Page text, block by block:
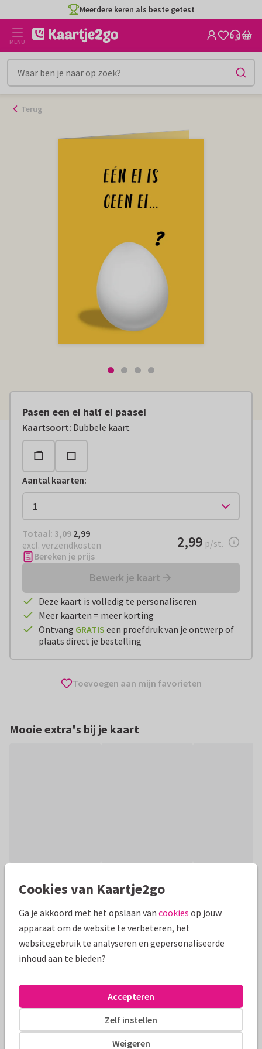
naar
inhoud
Meerdere keren als beste getest
MENU
Terug
Pasen een ei half ei paasei
Kaartsoort: Dubbele kaart
Aantal kaarten:
Totaal: € 2,99
Totaal: 3,09 2,99
excl. verzendkosten
€ 2,99per stuk
2,99 p/st.
Bereken je prijs
Bewerk je kaart
Deze kaart is volledig te personaliseren
Meer kaarten = meer korting
Ontvang GRATIS een proefdruk van je ontwerp of
plaats direct je bestelling
Toevoegen aan mijn favorieten
Mooie extra's bij je kaart
Productinformatie
ei is een half ei, drie ei is een paasei! Vrolijk Pasen! Leuk voor
iedereen :)
Alle kaarten zijn helemaal naar wens aan te passen
Creagaat Grappig
Formaten en tarieven
Cookies van Kaartje2go
Ga je akkoord met het opslaan van cookies op jouw
apparaat om de website te verbeteren, het
websitegebruik te analyseren en gepersonaliseerde
inhoud aan te bieden?
Weigeren
Zelf instellen
Accepteren